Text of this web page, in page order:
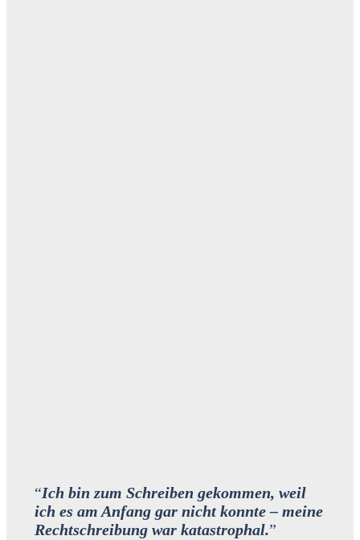
“Ich bin zum Schrei­ben gekom­men, weil
ich es am Anfang gar nicht konn­te – mei­ne
Recht­schrei­bung war kata­stro­phal.”